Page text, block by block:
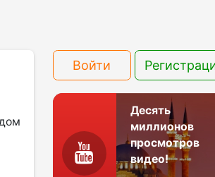
Войти
Десять
миллионов
просмотров
видео!